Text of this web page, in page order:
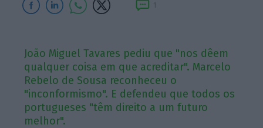
1
João Miguel Tavares pediu que "nos dêem
qualquer coisa em que acreditar". Marcelo
Rebelo de Sousa reconheceu o
"inconformismo". E defendeu que todos os
portugueses "têm direito a um futuro
melhor".